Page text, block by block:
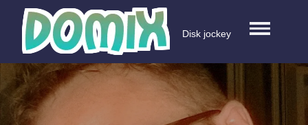
content
Disk jockey